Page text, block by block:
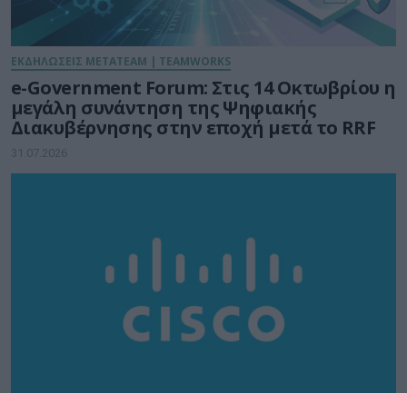
ΕΚΔΗΛΩΣΕΙΣ METATEAM | TEAMWORKS
e-Government Forum: Στις 14 Οκτωβρίου η
μεγάλη συνάντηση της Ψηφιακής
Διακυβέρνησης στην εποχή μετά το RRF
31.07.2026